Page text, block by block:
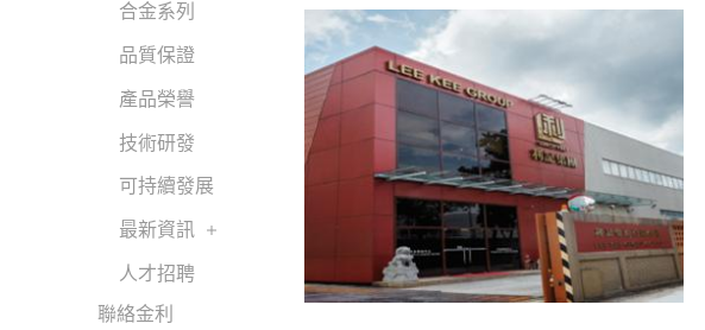
合金系列
品質保證
產品榮譽
技術研發
可持續發展
最新資訊
人才招聘
聯絡金利